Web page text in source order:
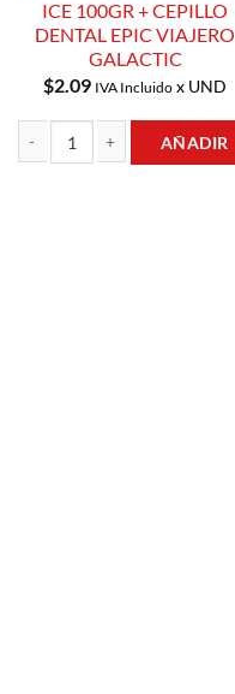
ICE 100GR + CEPILLO
DENTAL EPIC VIAJERO
GALACTIC
$2.09 IVA Incluido x UND
AÑADIR